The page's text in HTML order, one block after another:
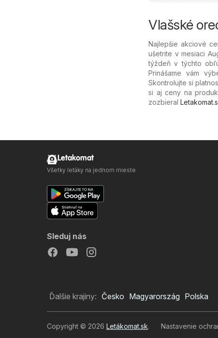
Vlašské
Najlepšie akciové
ušetrite v mesiaci
týždeň v týchto
Prinášame vám
Skontrolujte si
si aj ceny na
zozbieral
Letakomat
Všetky letáky na jednom mieste
Sleduj nás
Ďalšie krajiny: Česko Magyarország Polska
Copyright © 2026 Letákomat.sk. Nastavenie